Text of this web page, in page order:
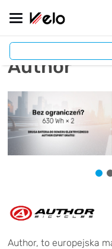
MARKI
ROWERY
CZĘŚCI
AKCESORIA
OGUMIENIE
KOŁA
Author
Author, to europejska